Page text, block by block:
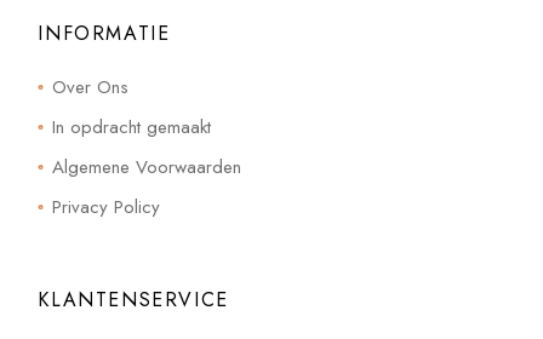
INFORMATIE
Over Ons
In opdracht gemaakt
Algemene Voorwaarden
Privacy Policy
KLANTENSERVICE